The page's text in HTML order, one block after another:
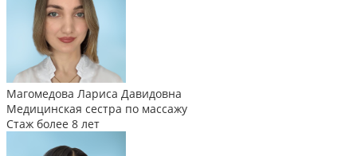
Магомедова Лариса Давидовна
Медицинская сестра по массажу
Стаж более 8 лет